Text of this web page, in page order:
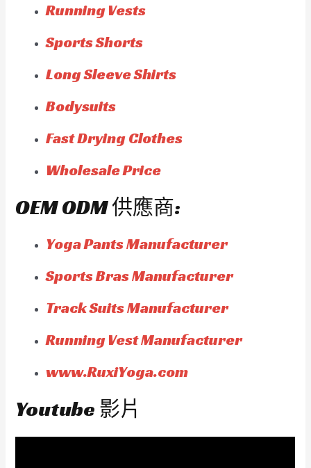
Running Vests
Sports Shorts
Long Sleeve Shirts
Bodysuits
Fast Drying Clothes
Wholesale Price
OEM ODM 供應商:
Yoga Pants Manufacturer
Sports Bras Manufacturer
Track Suits Manufacturer
Running Vest Manufacturer
www.RuxiYoga.com
Youtube 影片